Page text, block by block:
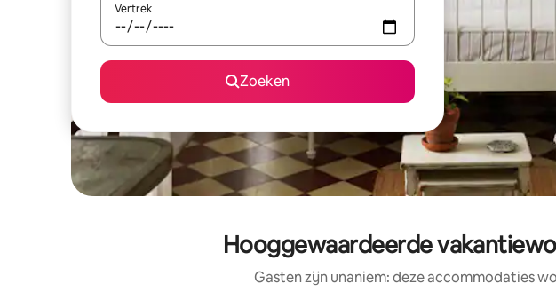
Vertrek
Zoeken
Hooggewaardeerde
Gasten zijn unaniem: deze accommodaties